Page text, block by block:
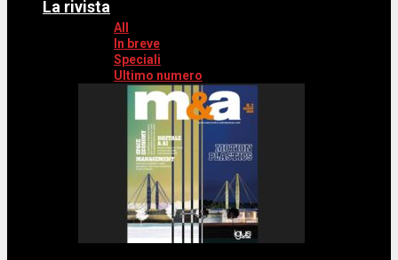
La rivista
All
In breve
Speciali
Ultimo numero